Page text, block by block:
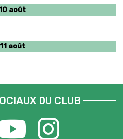
août
11 août
DU CLUB